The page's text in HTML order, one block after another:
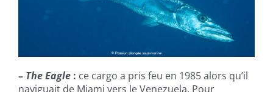
– The Eagle : ce cargo a pris feu en 1985 alors qu’il
naviguait de Miami vers le Venezuela. Pour